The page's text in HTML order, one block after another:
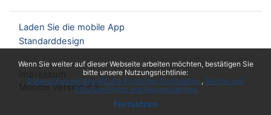
Wenn Sie weiter auf dieser Webseite arbeiten möchten, bestätigen Sie
bitte unsere Nutzungsrichtlinie:
Datenschutzerklärung/Data Protection Declaration
Rechte und
Pflichten/Rights and Responsibilities
Fortsetzen
Laden Sie die mobile App
Standarddesign
Moodle Version 4.5